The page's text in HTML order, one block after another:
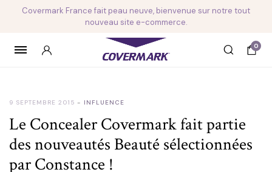
Covermark France fait peau neuve, bienvenue sur notre tout
nouveau site e-commerce.
0
9 SEPTEMBRE 2015 INFLUENCE
Le Concealer Covermark fait partie
des nouveautés Beauté sélectionnées
par Constance !